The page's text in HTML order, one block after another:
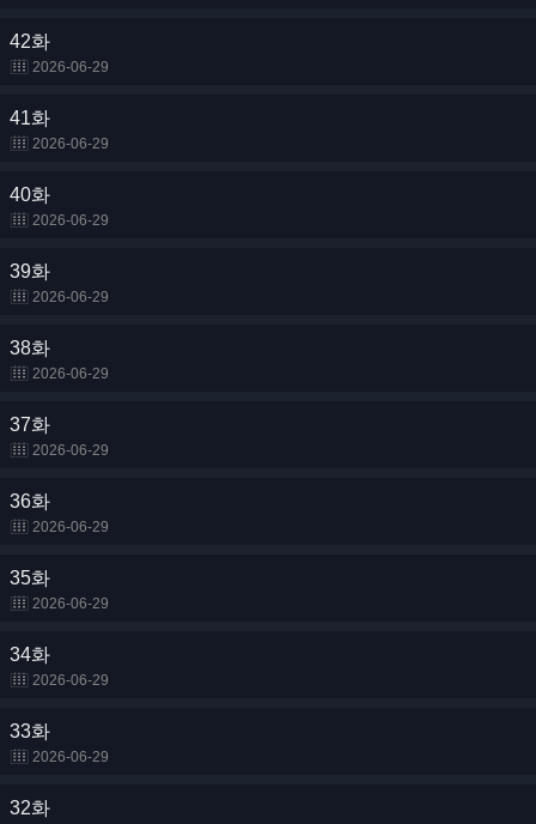
42화
2026-06-29
41화
2026-06-29
40화
2026-06-29
39화
2026-06-29
38화
2026-06-29
37화
2026-06-29
36화
2026-06-29
35화
2026-06-29
34화
2026-06-29
33화
2026-06-29
32화